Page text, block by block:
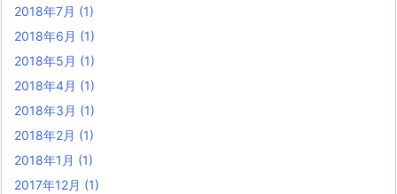
2018年7月 (1)
2018年6月 (1)
2018年5月 (1)
2018年4月 (1)
2018年3月 (1)
2018年2月 (1)
2018年1月 (1)
2017年12月 (1)